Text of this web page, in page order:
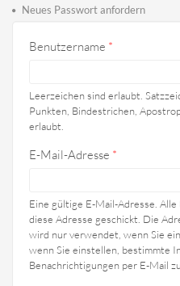
Neues Passwort anfordern
Benutzername *
Leerzeichen sind erlaubt.
Punkten, Bindestrichen,
erlaubt.
E-Mail-Adresse *
Eine gültige E-Mail-Adresse.
diese Adresse geschickt. Die
wird nur verwendet, wenn Sie
wenn Sie einstellen, bestimmte
Benachrichtigungen per E-Mail